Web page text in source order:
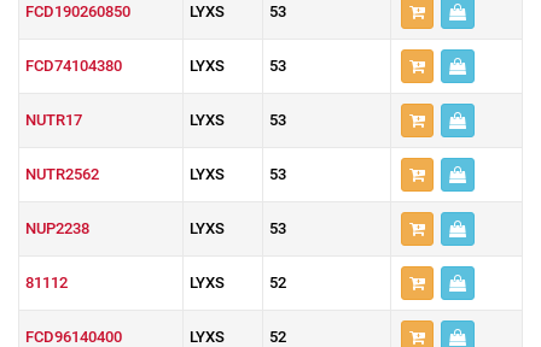
FCD190260850 LYXS 53
FCD74104380 LYXS 53
NUTR17 LYXS 53
NUTR2562 LYXS 53
NUP2238 LYXS 53
81112 LYXS 52
FCD96140400 LYXS 52